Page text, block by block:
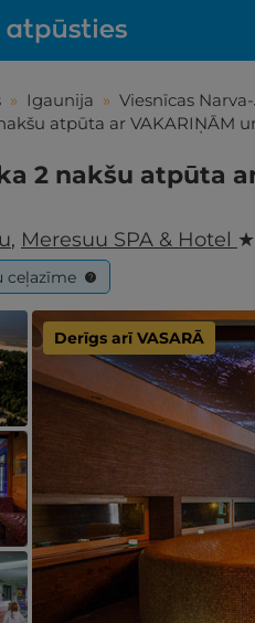
» Igaunija » Viesnīcas
atpūta ar VAKARIŅĀM
2 nakšu atpūta
, Meresuu SPA & Hotel
ceļazīme ?
Derīgs arī VASARĀ
Līdz